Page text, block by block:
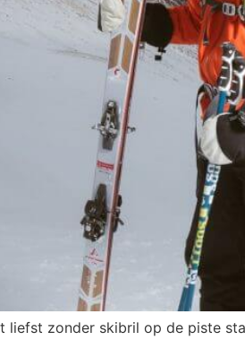
liefst zonder skibril op de piste